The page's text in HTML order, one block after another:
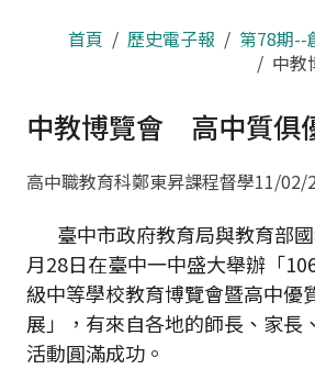
首頁 歷史電子報
第78期
中
中教博覽會 高中質俱
高中職教育科鄭東昇課程督學11/02/
臺中市政府教育局與教育部
月28日在臺中一中盛大舉辦「
級中等學校教育博覽會暨高中優
展」，有來自各地的師長、家長
活動圓滿成功。